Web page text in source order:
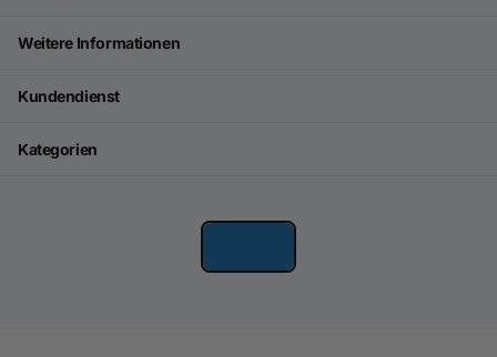
Weitere Informationen
Kundendienst
Kategorien